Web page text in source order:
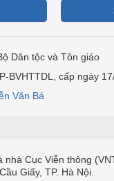
Dân tộc và Tôn giáo
BVHTTDL, cấp ngày
Văn Bá
nhà Cục Viễn thông
Giấy, TP. Hà Nội.